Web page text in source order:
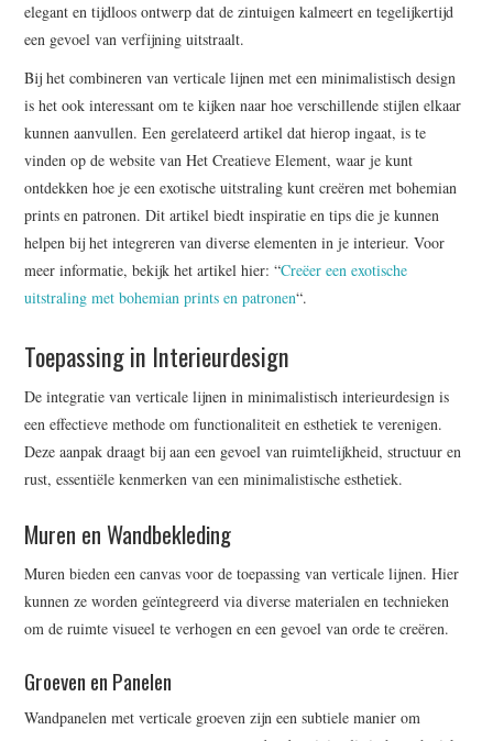
elegant en tijdloos ontwerp dat de zintuigen kalmeert en tegelijkertijd
een gevoel van verfijning uitstraalt.
Bij het combineren van verticale lijnen met een minimalistisch design
is het ook interessant om te kijken naar hoe verschillende stijlen elkaar
kunnen aanvullen. Een gerelateerd artikel dat hierop ingaat, is te
vinden op de website van Het Creatieve Element, waar je kunt
ontdekken hoe je een exotische uitstraling kunt creëren met bohemian
prints en patronen. Dit artikel biedt inspiratie en tips die je kunnen
helpen bij het integreren van diverse elementen in je interieur. Voor
meer informatie, bekijk het artikel hier: “Creëer een exotische
uitstraling met bohemian prints en patronen“.
Toepassing in Interieurdesign
De integratie van verticale lijnen in minimalistisch interieurdesign is
een effectieve methode om functionaliteit en esthetiek te verenigen.
Deze aanpak draagt bij aan een gevoel van ruimtelijkheid, structuur en
rust, essentiële kenmerken van een minimalistische esthetiek.
Muren en Wandbekleding
Muren bieden een canvas voor de toepassing van verticale lijnen. Hier
kunnen ze worden geïntegreerd via diverse materialen en technieken
om de ruimte visueel te verhogen en een gevoel van orde te creëren.
Groeven en Panelen
Wandpanelen met verticale groeven zijn een subtiele manier om